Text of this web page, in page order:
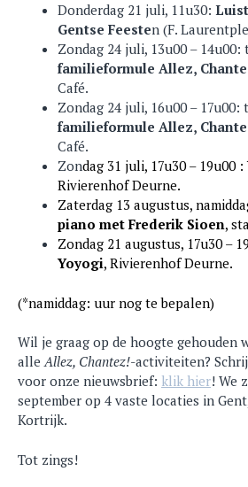
Donderdag 21 juli, 11u30:
Gentse Feesten (F.
Zondag 24 juli, 13u00 –
familieformule Allez,
Café.
Zondag 24 juli, 16u00 –
familieformule Allez,
Café.
Zondag 31 juli, 17u30 – 19u00 :
Rivierenhof Deurne.
Zaterdag 13 augustus,
piano met Frederik Sioen,
Zondag 21 augustus, 17u30 –
Yoyogi, Rivierenhof Deurne.
(*namiddag: uur nog te bepalen)
Wil je graag op de hoogte gehouden
alleAllez, Chantez!-activiteiten?
voor onze nieuwsbrief: klik hier! We
september op 4 vaste locaties in
Kortrijk.
Tot zings!